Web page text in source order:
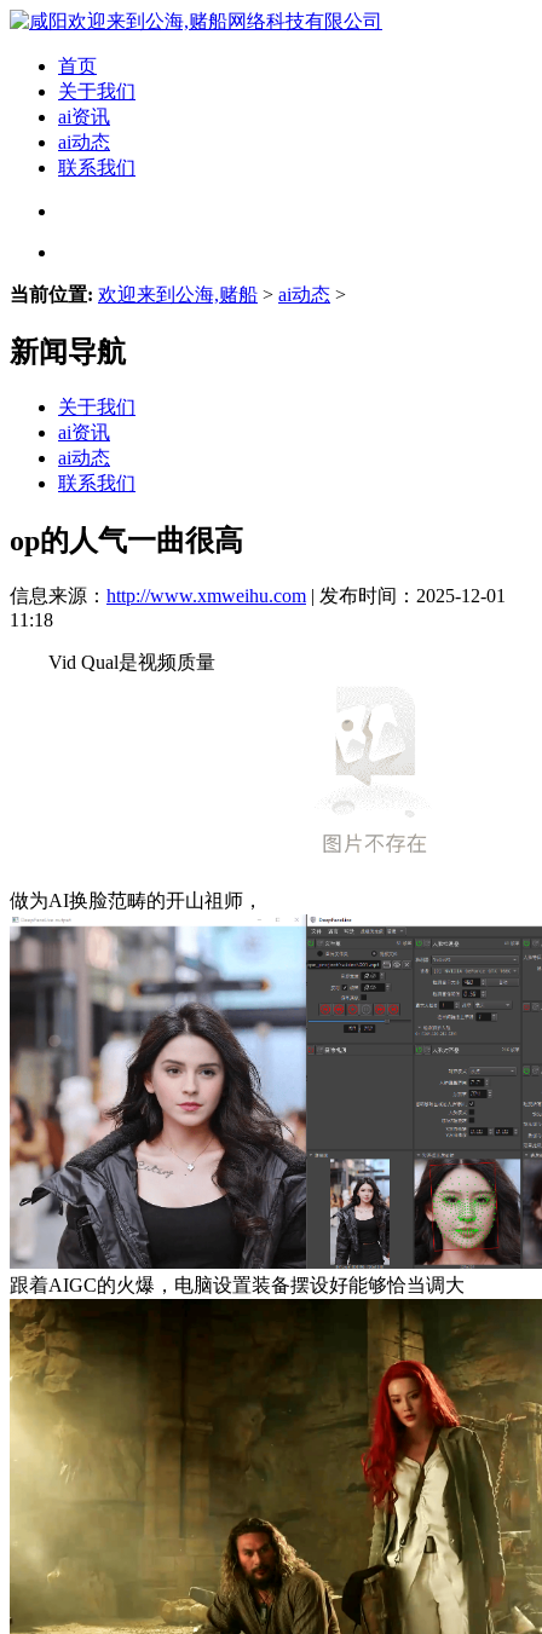
首页
关于我们
ai资讯
ai动态
联系我们
当前位置: 欢迎来到公海,赌船 > ai动态 >
新闻导航
关于我们
ai资讯
ai动态
联系我们
op的人气一曲很高
信息来源： http://www.xmweihu.com | 发布时间：2025-12-01
11:18
Vid Qual是视频质量
做为AI换脸范畴的开山祖师，
跟着AIGC的火爆，电脑设置装备摆设好能够恰当调大